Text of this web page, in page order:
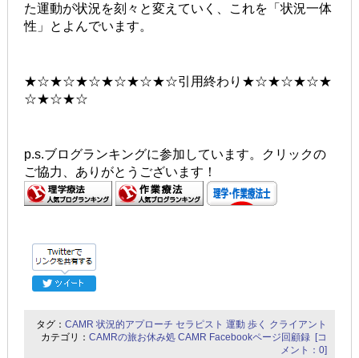
た運動が状況を刻々と変えていく、これを「状況一体
性」とよんでいます。
★☆★☆★☆★☆★☆★☆引用終わり★☆★☆★☆★
☆★☆★☆
p.s.ブログランキングに参加しています。クリックの
ご協力、ありがとうございます！
タグ：CAMR 状況的アプローチ セラピスト 運動 歩く クライアント
カテゴリ：CAMRの旅お休み処 CAMR Facebookページ回顧録 [コ
メント：0]